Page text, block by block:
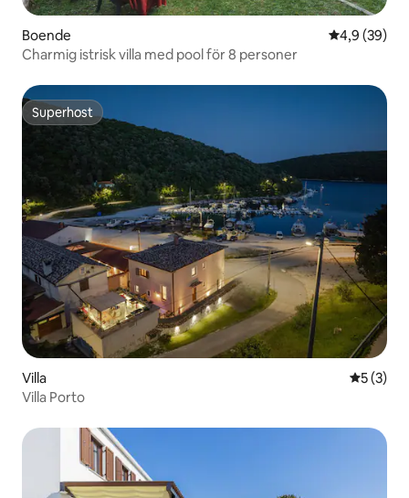
Boende 4,9 av 5 i
4,9 (39)
Charmig istrisk villa med pool för 8 personer
Superhost
Superhost
Villa 5 av 5 i
5 (3)
Villa Porto